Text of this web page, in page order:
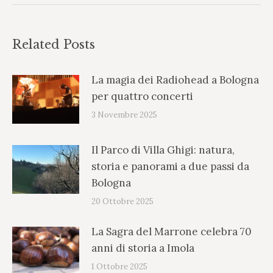
Related Posts
La magia dei Radiohead a Bologna
per quattro concerti
3 Novembre 2025
Il Parco di Villa Ghigi: natura,
storia e panorami a due passi da
Bologna
20 Ottobre 2025
La Sagra del Marrone celebra 70
anni di storia a Imola
1 Ottobre 2025